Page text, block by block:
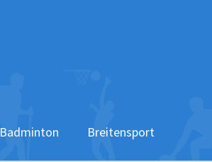
Badminton Breitensport